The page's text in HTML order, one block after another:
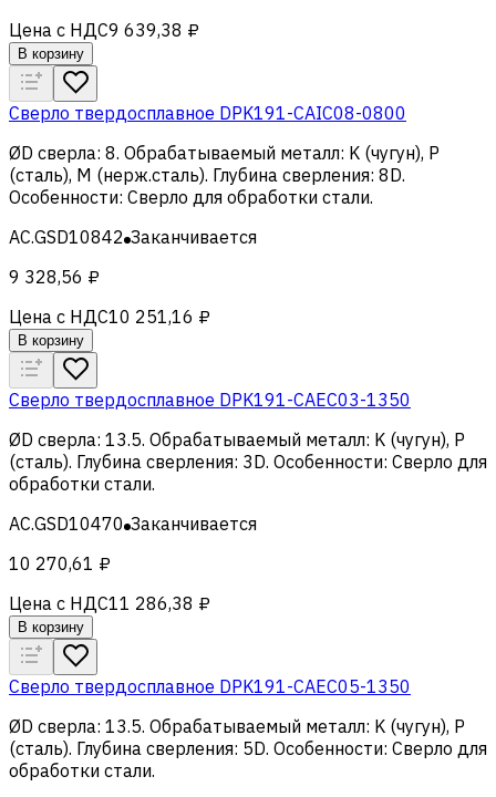
Цена с НДС9 639,38 ₽
В корзину
Сверло твердосплавное DPK191-CAIC08-0800
ØD сверла: 8. Обрабатываемый металл: K (чугун), Р
(сталь), M (нерж.сталь). Глубина сверления: 8D.
Особенности: Сверло для обработки стали.
AC.GSD10842 Заканчивается
9 328,56 ₽
Цена с НДС10 251,16 ₽
В корзину
Сверло твердосплавное DPK191-CAEC03-1350
ØD сверла: 13.5. Обрабатываемый металл: K (чугун), Р
(сталь). Глубина сверления: 3D. Особенности: Сверло для
обработки стали.
AC.GSD10470 Заканчивается
10 270,61 ₽
Цена с НДС11 286,38 ₽
В корзину
Сверло твердосплавное DPK191-CAEC05-1350
ØD сверла: 13.5. Обрабатываемый металл: K (чугун), Р
(сталь). Глубина сверления: 5D. Особенности: Сверло для
обработки стали.